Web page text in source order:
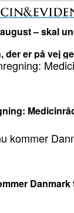
– skal
der er på vej
Danmark